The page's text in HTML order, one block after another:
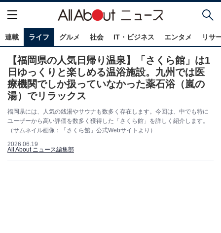
連載 ライフ グルメ 社会 IT・ビジネス エンタメ リサ
【福岡県の人気日帰り温泉】「さくら館」は1
日ゆっくりと楽しめる温浴施設。九州では医
療機関でしか扱っていなかった薬石浴（嵐の
湯）でリラックス
福岡県には、人気の銭湯やサウナも数多く存在します。今回は、中でも特に
ユーザーから高い評価を数多く獲得した「さくら館」を詳しく紹介します。
（サムネイル画像：「さくら館」公式Webサイトより）
2026.06.19
All About ニュース編集部